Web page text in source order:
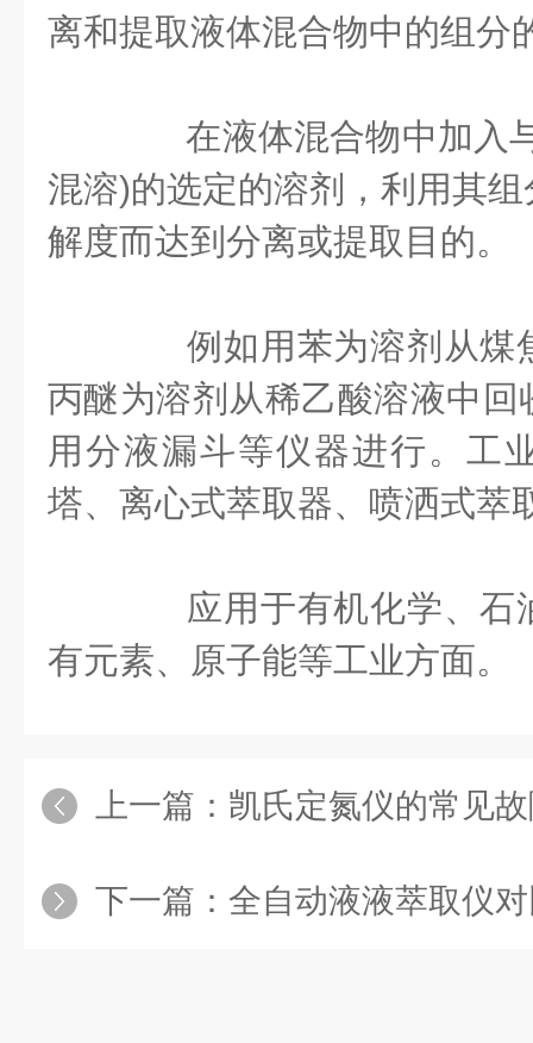
离和提取液体混合物中的组分
在液体混合物中加入
混溶)的选定的溶剂，利用其
解度而达到分离或提取目的。
例如用苯为溶剂从煤
丙醚为溶剂从稀乙酸溶液中
用分液漏斗等仪器进行。工
塔、离心式萃取器、喷洒式萃
应用于有机化学、石
有元素、原子能等工业方面。
上一篇： 凯氏定氮仪的常见
下一篇： 全自动液液萃取仪